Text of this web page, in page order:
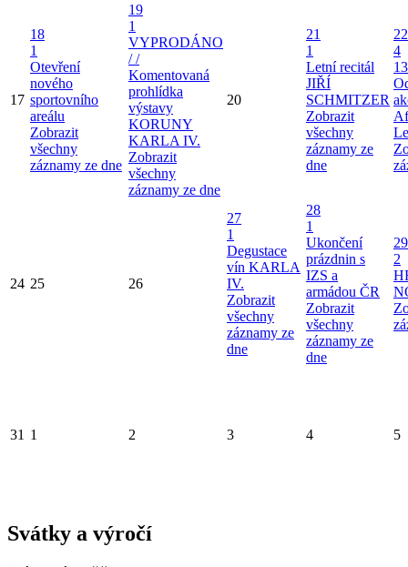
17
18
1
Otevření
nového
sportovního
areálu
Zobrazit
všechny
záznamy ze dne
19
1
VYPRODÁNO
/ /
Komentovaná
prohlídka
výstavy
KORUNY
KARLA IV.
Zobrazit
všechny
záznamy ze dne
20
21
1
Letní recitál
JIŘÍ
SCHMITZER
Zobrazit
všechny
záznamy ze
dne
22
4
24 25 26
27
1
Degustace
vín KARLA
IV.
Zobrazit
všechny
záznamy ze
dne
28
1
Ukončení
prázdnin s
IZS a
armádou ČR
Zobrazit
všechny
záznamy ze
dne
29
2
31 1 2 3 4 5
Svátky a výročí